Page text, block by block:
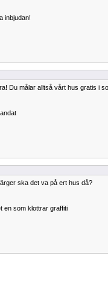
inbjudan!
Du målar alltså vårt hus gratis i
ska det va på ert hus då?
en som klottrar graffiti